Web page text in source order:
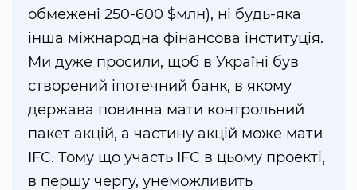
обмежені 250-600 $млн), ні будь-яка
інша міжнародна фінансова інституція.
Ми дуже просили, щоб в Україні був
створений іпотечний банк, в якому
держава повинна мати контрольний
пакет акцій, а частину акцій може мати
IFC. Тому що участь IFC в цьому проекті,
в першу чергу, унеможливить